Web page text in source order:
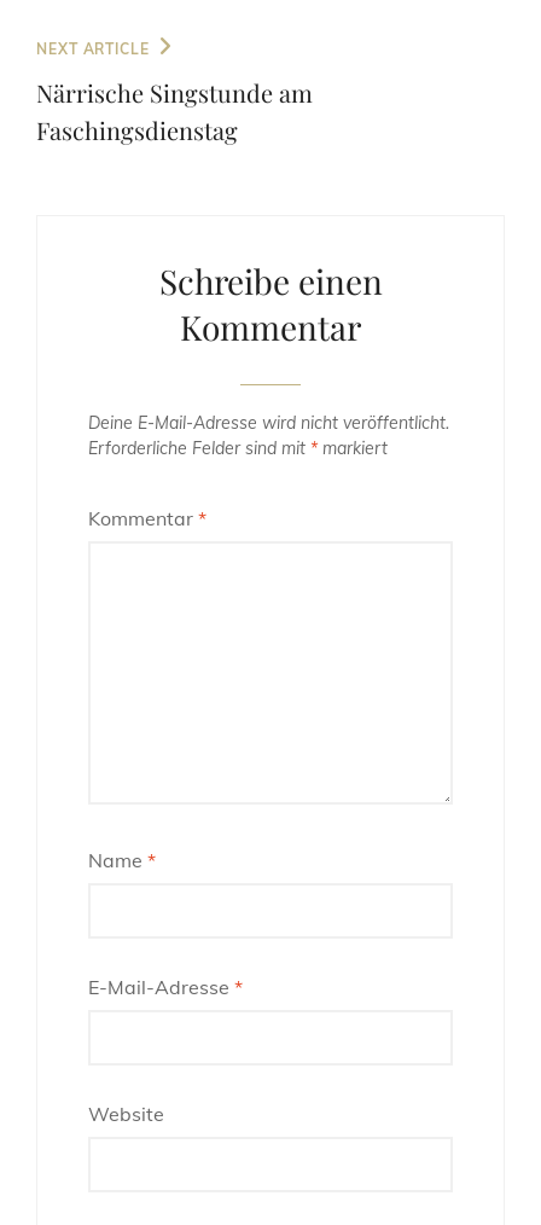
Next
Post
NEXT ARTICLE
Närrische Singstunde am
Faschingsdienstag
Schreibe einen
Kommentar
Deine E-Mail-Adresse wird nicht veröffentlicht.
Erforderliche Felder sind mit * markiert
Kommentar *
Name *
E-Mail-Adresse *
Website